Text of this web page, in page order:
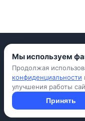
©
Подать объявление
Мы используем
Продолжая
конфиденциальности
улучшения работы
Принять